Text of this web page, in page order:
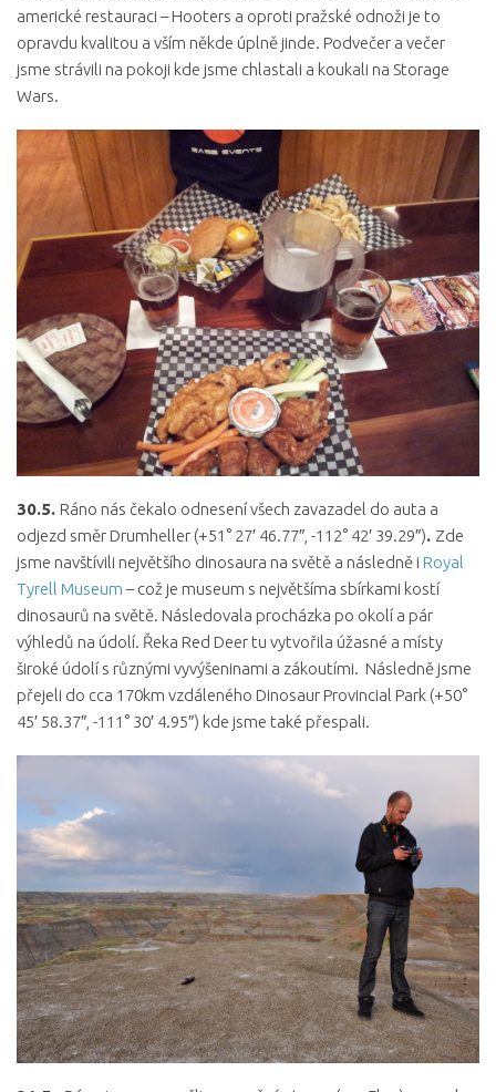
americké restauraci – Hooters a oproti pražské odnoži je to
opravdu kvalitou a vším někde úplně jinde. Podvečer a večer
jsme strávili na pokoji kde jsme chlastali a koukali na Storage
Wars.
30.5. Ráno nás čekalo odnesení všech zavazadel do auta a
odjezd směr Drumheller (+51° 27′ 46.77″, -112° 42′ 39.29″). Zde
jsme navštívili největšího dinosaura na světě a následně i Royal
Tyrell Museum – což je museum s největšíma sbírkami kostí
dinosaurů na světě. Následovala procházka po okolí a pár
výhledů na údolí. Řeka Red Deer tu vytvořila úžasné a místy
široké údolí s různými vyvýšeninami a zákoutími. Následně jsme
přejeli do cca 170km vzdáleného Dinosaur Provincial Park (+50°
45′ 58.37″, -111° 30′ 4.95″) kde jsme také přespali.